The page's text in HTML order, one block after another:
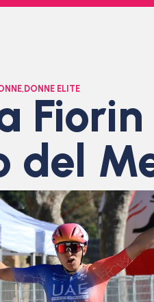
, DONNE ELITE
del